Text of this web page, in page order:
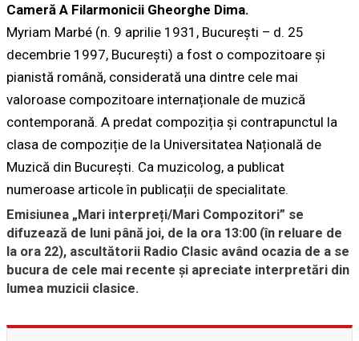
Cameră A Filarmonicii Gheorghe Dima.
Myriam Marbé (n. 9 aprilie 1931, București – d. 25
decembrie 1997, București) a fost o compozitoare și
pianistă română, considerată una dintre cele mai
valoroase compozitoare internaționale de muzică
contemporană. A predat compoziția și contrapunctul la
clasa de compoziție de la Universitatea Națională de
Muzică din București. Ca muzicolog, a publicat
numeroase articole în publicații de specialitate.
Emisiunea „Mari interpreți/Mari Compozitori” se
difuzează de luni până joi, de la ora 13:00 (în reluare de
la ora 22), ascultătorii Radio Clasic având ocazia de a se
bucura de cele mai recente și apreciate interpretări din
lumea muzicii clasice.